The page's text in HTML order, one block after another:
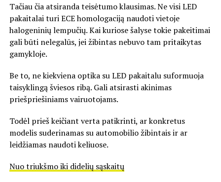
Tačiau čia atsiranda teisėtumo klausimas. Ne visi LED
pakaitalai turi ECE homologaciją naudoti vietoje
halogeninių lempučių. Kai kuriose šalyse tokie pakeitimai
gali būti nelegalūs, jei žibintas nebuvo tam pritaikytas
gamykloje.
Be to, ne kiekviena optika su LED pakaitalu suformuoja
taisyklingą šviesos ribą. Gali atsirasti akinimas
priešpriešiniams vairuotojams.
Todėl prieš keičiant verta patikrinti, ar konkretus
modelis suderinamas su automobilio žibintais ir ar
leidžiamas naudoti keliuose.
Nuo triukšmo iki didelių sąskaitų